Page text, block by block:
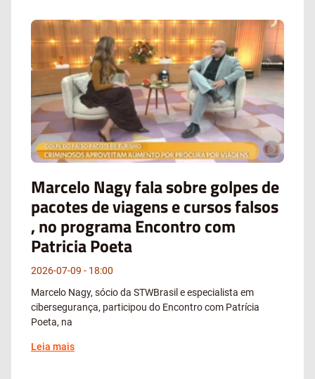
Marcelo Nagy fala sobre golpes de
pacotes de viagens e cursos falsos
, no programa Encontro com
Patricia Poeta
2026-07-09
18:00
Marcelo Nagy, sócio da STWBrasil e especialista em
cibersegurança, participou do Encontro com Patrícia
Poeta, na
Leia mais